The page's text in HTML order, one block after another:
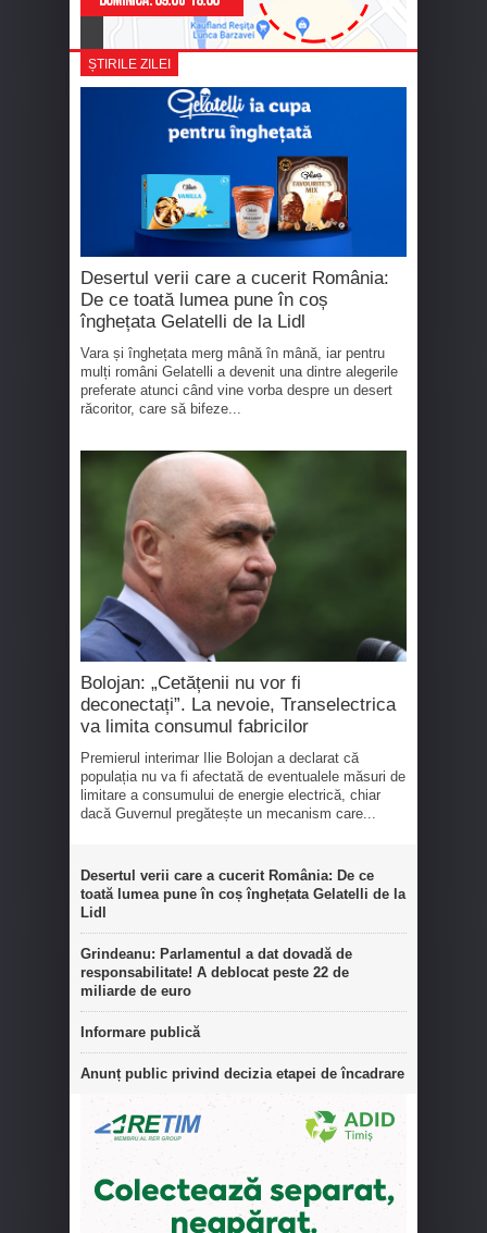
ȘTIRILE ZILEI
Desertul verii care a cucerit România:
De ce toată lumea pune în coș
înghețata Gelatelli de la Lidl
Vara și înghețata merg mână în mână, iar pentru
mulți români Gelatelli a devenit una dintre alegerile
preferate atunci când vine vorba despre un desert
răcoritor, care să bifeze...
Bolojan: „Cetățenii nu vor fi
deconectați”. La nevoie, Transelectrica
va limita consumul fabricilor
Premierul interimar Ilie Bolojan a declarat că
populația nu va fi afectată de eventualele măsuri de
limitare a consumului de energie electrică, chiar
dacă Guvernul pregătește un mecanism care...
Desertul verii care a cucerit România: De ce
toată lumea pune în coș înghețata Gelatelli de la
Lidl
Grindeanu: Parlamentul a dat dovadă de
responsabilitate! A deblocat peste 22 de
miliarde de euro
Informare publică
Anunț public privind decizia etapei de încadrare